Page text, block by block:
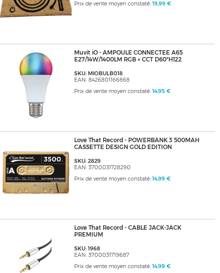
Prix de vente moyen constaté: 19,99 €
Muvit iO - AMPOULE CONNECTEE A65
E27/14W/1400LM RGB + CCT D60*H122
SKU: MIOBULB018
EAN: 8426801166868
Prix de vente moyen constaté: 14,95 €
Love That Record - POWERBANK 3 500MAH
CASSETTE DESIGN GOLD EDITION
SKU: 2829
EAN: 3700031728290
Prix de vente moyen constaté: 14,99 €
Love That Record - CABLE JACK-JACK
PREMIUM
SKU: 1968
EAN: 3700031719687
Prix de vente moyen constaté: 14,99 €